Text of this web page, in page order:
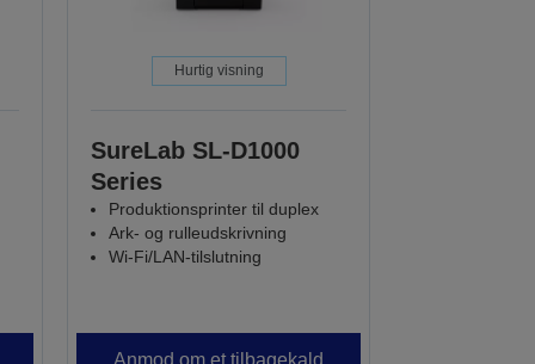
Hurtig visning
SureLab SL-D1000
Series
Produktionsprinter til duplex
Ark- og rulleudskrivning
Wi-Fi/LAN-tilslutning
Anmod om et tilbagekald